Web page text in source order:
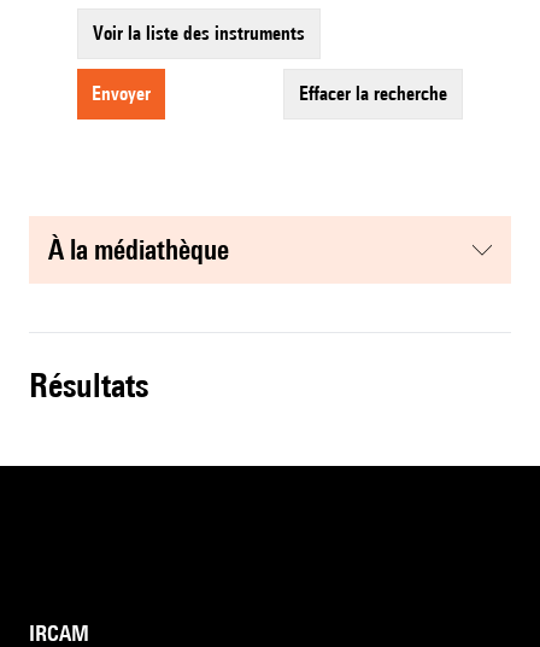
Voir la liste des instruments
envoyer effacer la recherche
à la médiathèque
résultats
IRCAM